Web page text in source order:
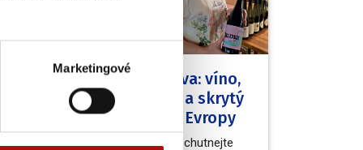
Marketingové
Kouzelná Morava: víno,
barokní zámky a skrytý
poklad střední Evropy
Užijte si skvělá vína, ochutnejte